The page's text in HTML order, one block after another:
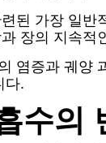
된 가장 일반
장의 지속적
염증과 궤양
다.
수의